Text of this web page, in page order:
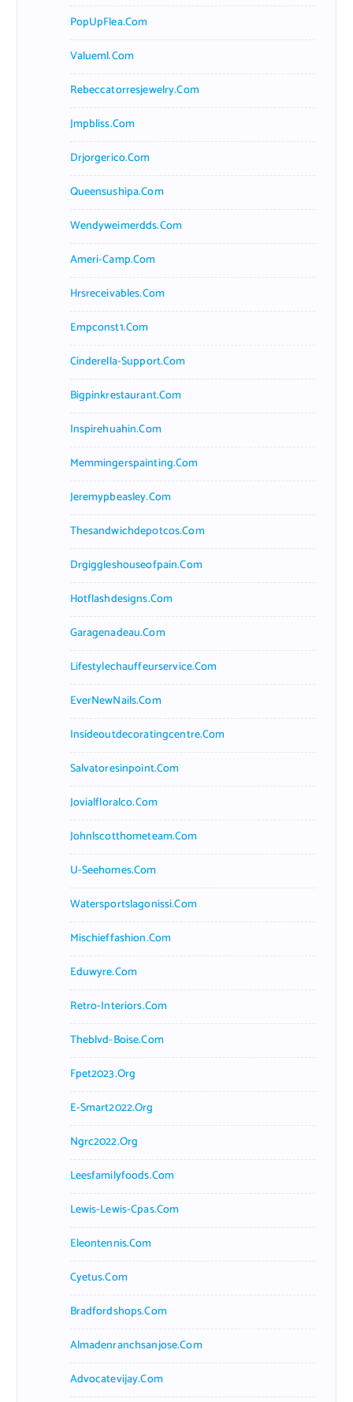
PopUpFlea.com
Valueml.com
Rebeccatorresjewelry.com
Jmpbliss.com
Drjorgerico.com
Queensushipa.com
Wendyweimerdds.com
Ameri-Camp.com
Hrsreceivables.com
Empconst1.com
Cinderella-Support.com
Bigpinkrestaurant.com
Inspirehuahin.com
Memmingerspainting.com
Jeremypbeasley.com
Thesandwichdepotcos.com
Drgiggleshouseofpain.com
Hotflashdesigns.com
Garagenadeau.com
Lifestylechauffeurservice.com
EverNewNails.com
Insideoutdecoratingcentre.com
Salvatoresinpoint.com
Jovialfloralco.com
Johnlscotthometeam.com
U-Seehomes.com
Watersportslagonissi.com
Mischieffashion.com
Eduwyre.com
Retro-Interiors.com
Theblvd-Boise.com
Fpet2023.org
E-Smart2022.org
Ngrc2022.org
Leesfamilyfoods.com
Lewis-Lewis-Cpas.com
Eleontennis.com
Cyetus.com
Bradfordshops.com
Almadenranchsanjose.com
Advocatevijay.com